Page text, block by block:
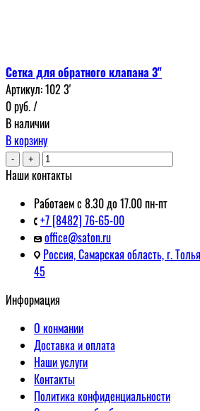
Сетка для обратного клапана 3"
Артикул:102 3'
0руб./
В наличии
В корзину
- +
Наши контакты
Работаем с 8.30 до 17.00 пн-пт
+7 [8482] 76-65-00
office@saton.ru
Россия, Самарская область, г.
45
Информация
О конмании
Доставка и оплата
Наши услуги
Контакты
Политика конфиденциальности